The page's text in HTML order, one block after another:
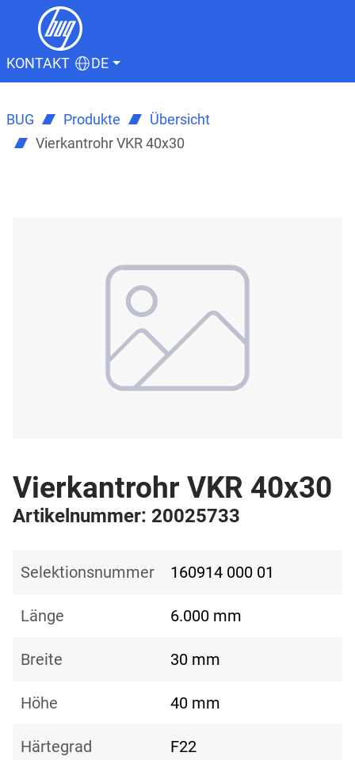
KONTAKT DE
BUG Produkte
Übersicht
Vierkantrohr VKR 40x30
Vierkantrohr VKR 40x30
Artikelnummer: 20025733
Selektionsnummer 160914 000 01
Länge 6.000 mm
Breite 30 mm
Höhe 40 mm
Härtegrad F22